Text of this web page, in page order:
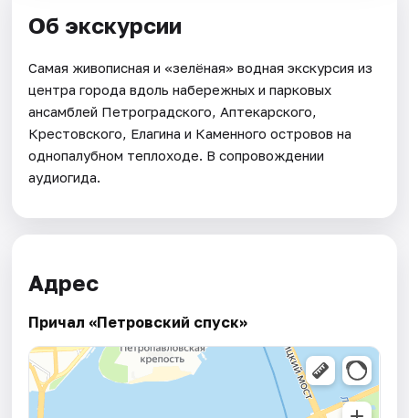
Об экскурсии
Самая живописная и «зелёная» водная экскурсия из
центра города вдоль набережных и парковых
ансамблей Петроградского, Аптекарского,
Крестовского, Елагина и Каменного островов на
однопалубном теплоходе. В сопровождении
аудиогида.
Адрес
Причал «Петровский спуск»